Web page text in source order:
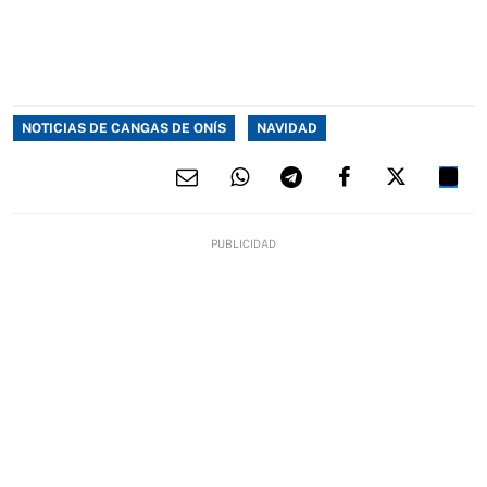
NOTICIAS DE CANGAS DE ONÍS NAVIDAD